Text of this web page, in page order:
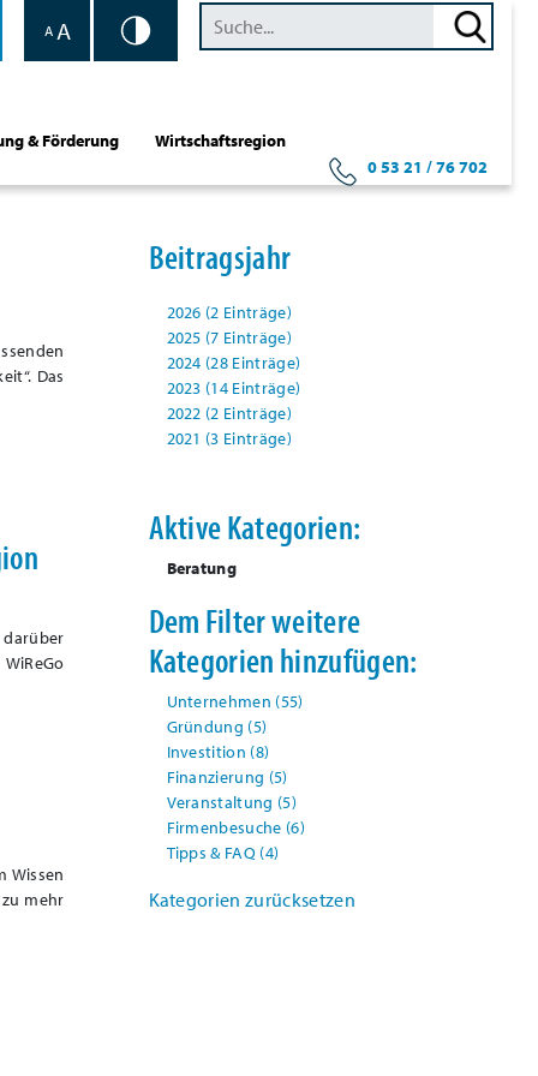
A A
& Förderung
Wirtschaftsregion
0 53 21 / 76 702
Das
Wissen
mehr
Beitragsjahr
2026 (2 Einträge)
2025 (7 Einträge)
2024 (28 Einträge)
2023 (14 Einträge)
2022 (2 Einträge)
2021 (3 Einträge)
Aktive Kategorien:
Beratung
Dem Filter weitere
Kategorien hinzufügen:
Unternehmen (55)
Gründung (5)
Investition (8)
Finanzierung (5)
Veranstaltung (5)
Firmenbesuche (6)
Tipps & FAQ (4)
Kategorien zurücksetzen